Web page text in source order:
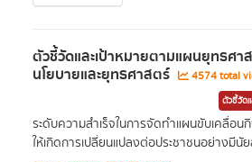
ตัวชี้วัดและเป้าหมายตามแผนยุทธศ
นโยบายและยุทธศาสตร์ 4574 total
ตัวชี้วัด
ระดับความสำเร็จในการจัดทำแผนขับเคลื่อ
ให้เกิดการเปลี่ยนแปลงต่อประชาชนอย่างมี